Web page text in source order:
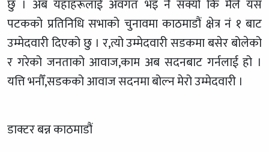
छु । अब यहाँहरूलाई अवगत भइ नै सक्यो कि मैले यस
पटकको प्रतिनिधि सभाको चुनावमा काठमाडौं क्षेत्र नं १ बाट
उम्मेदवारी दिएको छु । र,त्यो उम्मेदवारी सडकमा बसेर बोलेको
र गरेको जनताको आवाज,काम अब सदनबाट गर्नलाई हो ।
यत्ति भनौँ,सडकको आवाज सदनमा बोल्न मेरो उम्मेदवारी ।
डाक्टर बन्न काठमाडौं